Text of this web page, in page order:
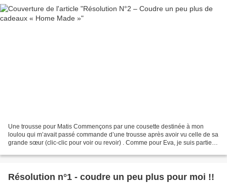
Une trousse pour Matis Commençons par une cousette destinée à mon
loulou qui m’avait passé commande d’une trousse après avoir vu celle de sa
grande sœur (clic-clic pour voir ou revoir) . Comme pour Eva, je suis partie
Résolution n°1 - coudre un peu plus pour moi !!